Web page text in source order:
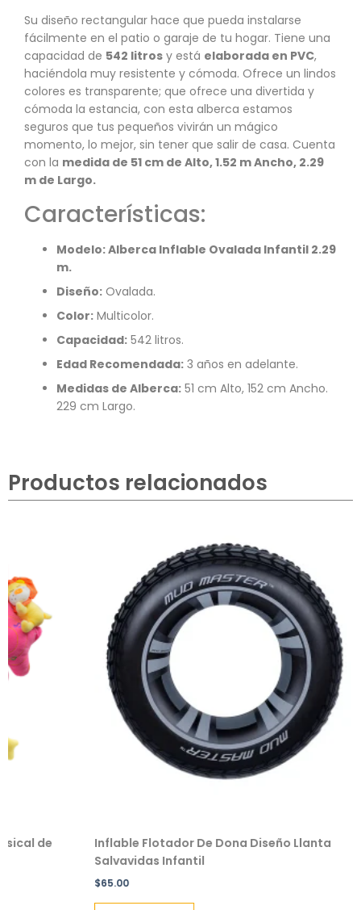
Su diseño rectangular hace que pueda instalarse
fácilmente en el patio o garaje de tu hogar. Tiene una
capacidad de 542 litros y está elaborada en PVC,
haciéndola muy resistente y cómoda. Ofrece un lindos
colores es transparente; que ofrece una divertida y
cómoda la estancia, con esta alberca estamos
seguros que tus pequeños vivirán un mágico
momento, lo mejor, sin tener que salir de casa. Cuenta
con la medida de 51 cm de Alto, 1.52 m Ancho, 2.29
m de Largo.
Características:
Modelo: Alberca Inflable Ovalada Infantil 2.29
m.
Diseño: Ovalada.
Color: Multicolor.
Capacidad: 542 litros.
Edad Recomendada: 3 años en adelante.
Medidas de Alberca: 51 cm Alto, 152 cm Ancho.
229 cm Largo.
Productos relacionados
Inflable Flotador De Dona Diseño Llanta
Salvavidas Infantil